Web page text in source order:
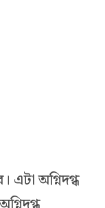
এটা অগ্নিদগ্ধ